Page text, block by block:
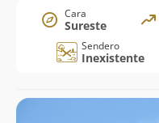
Cara
Sureste
Sendero
Inexistente